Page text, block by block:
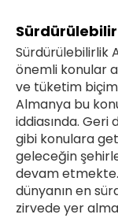
Sürdürülebilirlik
önemli konular
ve tüketim
Almanya bu
iddiasında. Geri
gibi konulara
geleceğin
devam
dünyanın en
zirvede yer